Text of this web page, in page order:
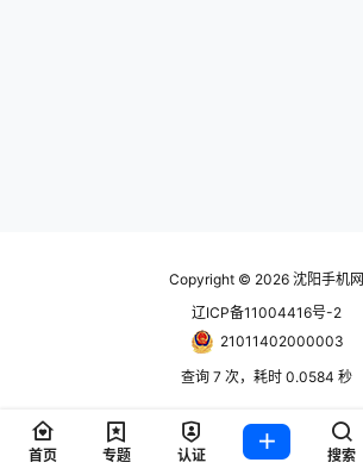
Copyright © 2026 沈阳手机网
辽ICP备11004416号-2
21011402000003
查询 7 次，耗时 0.0584 秒
首页 专题 认证 搜索